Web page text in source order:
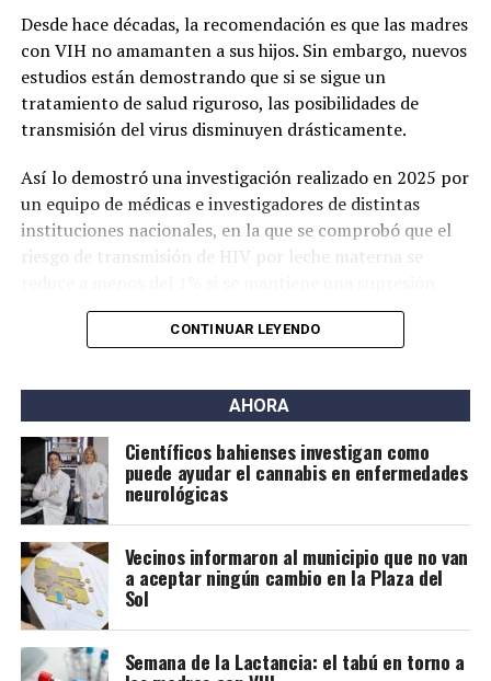
Desde hace décadas, la recomendación es que las madres
con VIH no amamanten a sus hijos. Sin embargo, nuevos
estudios están demostrando que si se sigue un
tratamiento de salud riguroso, las posibilidades de
transmisión del virus disminuyen drásticamente.
Así lo demostró una investigación realizado en 2025 por
un equipo de médicas e investigadores de distintas
instituciones nacionales, en la que se comprobó que el
riesgo de transmisión de HIV por leche materna se
virológica consistente.
Los primeros estudios que respaldaron esta posibilidad
surgieron en países de bajos ingresos, donde la
Organización Mundial de la Salud (OMS) comenzó a
recomendar la lactancia para personas con VIH bajo
tratamiento.
Investigaciones posteriores confirmaron tasas muy
bajas de transmisión, especialmente cuando el
tratamiento se inició antes del embarazo o en sus
primeras etapas y se mantuvo de forma estricta. Los
pocos casos detectados estuvieron asociados a cargas
CONTINUAR LEYENDO
AHORA
Científicos bahienses investigan como
puede ayudar el cannabis en enfermedades
neurológicas
Vecinos informaron al municipio que no van
a aceptar ningún cambio en la Plaza del
Sol
Semana de la Lactancia: el tabú en torno a